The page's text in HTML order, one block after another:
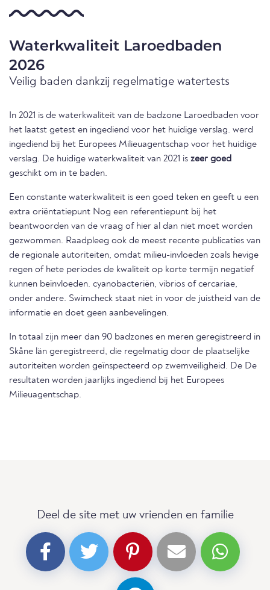
Waterkwaliteit Laroedbaden
2026
Veilig baden dankzij regelmatige watertests
In 2021 is de waterkwaliteit van de badzone Laroedbaden voor
het laatst getest en ingediend voor het huidige verslag. werd
ingediend bij het Europees Milieuagentschap voor het huidige
verslag. De huidige waterkwaliteit van 2021 is zeer goed
geschikt om in te baden.
Een constante waterkwaliteit is een goed teken en geeft u een
extra oriëntatiepunt Nog een referentiepunt bij het
beantwoorden van de vraag of hier al dan niet moet worden
gezwommen. Raadpleeg ook de meest recente publicaties van
de regionale autoriteiten, omdat milieu-invloeden zoals hevige
regen of hete periodes de kwaliteit op korte termijn negatief
kunnen beïnvloeden. cyanobacteriën, vibrios of cercariae,
onder andere. Swimcheck staat niet in voor de juistheid van de
informatie en doet geen aanbevelingen.
In totaal zijn meer dan 90 badzones en meren geregistreerd in
Skåne län geregistreerd, die regelmatig door de plaatselijke
autoriteiten worden geïnspecteerd op zwemveiligheid. De De
resultaten worden jaarlijks ingediend bij het Europees
Milieuagentschap.
Deel de site met uw vrienden en familie